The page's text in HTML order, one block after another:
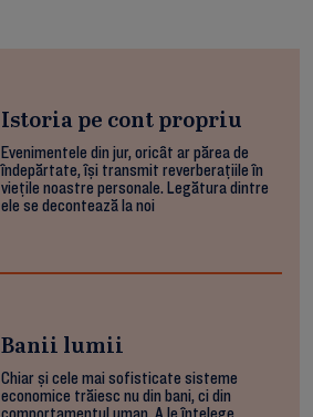
Istoria pe cont propriu
Evenimentele din jur, oricât ar părea de
îndepărtate, își transmit reverberațiile în
viețile noastre personale. Legătura dintre
ele se decontează la noi
Banii lumii
Chiar și cele mai sofisticate sisteme
economice trăiesc nu din bani, ci din
comportamentul uman. A le înțelege